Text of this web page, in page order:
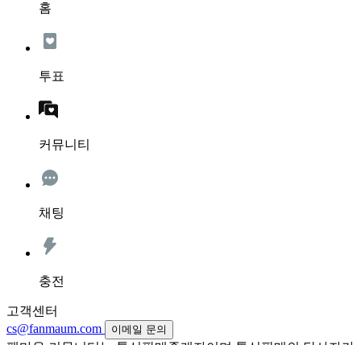
홈
투표
커뮤니티
채팅
충전
고객센터
cs@fanmaum.com
이메일 문의